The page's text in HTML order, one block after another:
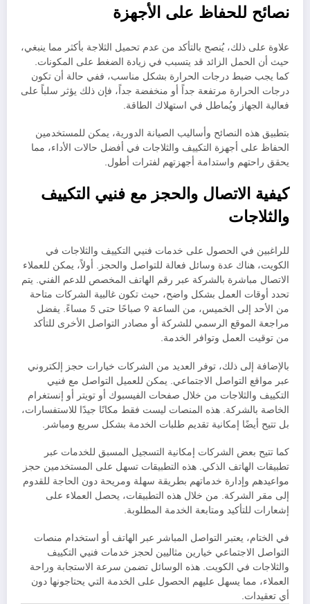
نصائح للحفاظ على الأجهزة
علاوة على ذلك، يُنصح بالتأكد من عدم تحميل الثلاجة بأكثر مما ينبغي،
حيث أن الحمل الزائد قد يتسبب في زيادة الضغط على المكونات.
كما يجب ضبط درجات الحرارة بشكل مناسب، ففي حالة أن تكون
درجات الحرارة مرتفعة جداً أو منخفضة جداً، فإن ذلك يؤثر سلباً على
فعالية الجهاز ويُماطل في استهلاك الطاقة.
بتطبيق هذه النصائح وأساليب الصيانة الدورية، يمكن للمستخدمين
الحفاظ على أجهزة التكييف والثلاجات في أفضل حالات الأداء، مما
يحقق راحتهم واستدامة أجهزتهم لفترات أطول.
كيفية الاتصال والحجز مع فنيي التكييف
والثلاجات
للراغبين في الحصول على خدمات فنيي التكييف والثلاجات في
الكويت، هناك عدة وسائل فعالة للتواصل والحجز. أولاً، يمكن للعملاء
الاتصال مباشرة بالشركة عبر رقم الهاتف المخصص للدعم الفني. يتم
تحدد أوقات العمل بشكل واضح، حيث تكون غالبية الشركات متاحة
من الأحد إلى الخميس، من الساعة 9 صباحًا حتى 5 مساءً. يفضل
مراجعة الموقع الرسمي للشركة أو مصادر التواصل الأخرى للتأكد
من توقيت العمل وتوافر الخدمة.
بالإضافة إلى ذلك، توفر العديد من الشركات خيارات حجز إلكتروني
عبر مواقع التواصل الاجتماعي. يمكن للعميل التواصل مع فنيي
التكييف والثلاجات من خلال صفحات الفيسبوك أو تويتر أو إنستغرام
الخاصة بالشركة. هذه المنصات ليست فقط مكانًا جيدًا للاستفسارات،
بل تتيح أيضًا إمكانية تقديم طلبات الخدمة بشكل سريع ومباشر.
كما تتيح بعض الشركات إمكانية التسجيل المسبق للخدمات عبر
تطبيقات الهاتف الذكي. هذه التطبيقات تسهل على المستخدمين حجز
مواعيدهم وإدارة خدماتهم بطريقة سهلة ومريحة دون الحاجة للقدوم
إلى مقر الشركة. من خلال هذه التطبيقات، يحصل العملاء على
إشعارات للتأكيد ومتابعة الخدمة المطلوبة.
في الختام، يعتبر التواصل المباشر عبر الهاتف أو استخدام منصات
التواصل الاجتماعي خيارين مثاليين لحجز خدمات فنيي التكييف
والثلاجات في الكويت. هذه الوسائل تضمن سرعة الاستجابة وراحة
العملاء، مما يسهل عليهم الحصول على الخدمة التي يحتاجونها دون
أي تعقيدات.